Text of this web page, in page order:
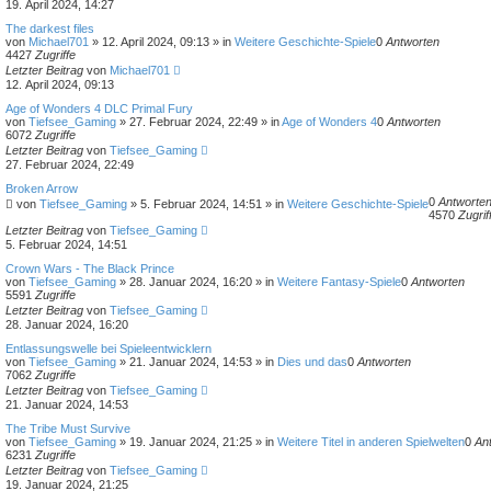
19. April 2024, 14:27
The darkest files
von Michael701 » 12. April 2024, 09:13 » in Weitere Geschichte-Spiele0 Antworten
4427 Zugriffe
Letzter Beitrag von Michael701
12. April 2024, 09:13
Age of Wonders 4 DLC Primal Fury
von Tiefsee_Gaming » 27. Februar 2024, 22:49 » inAge of Wonders 40 Antworten
6072 Zugriffe
Letzter Beitrag von Tiefsee_Gaming
27. Februar 2024, 22:49
Broken Arrow
von Tiefsee_Gaming » 5. Februar 2024, 14:51 » in Weitere Geschichte-Spiele0 Antworten
4570
Letzter Beitrag von Tiefsee_Gaming
5. Februar 2024, 14:51
Crown Wars - The Black Prince
von Tiefsee_Gaming » 28. Januar 2024, 16:20 » in Weitere Fantasy-Spiele0 Antworten
5591 Zugriffe
Letzter Beitrag von Tiefsee_Gaming
28. Januar 2024, 16:20
Entlassungswelle bei Spieleentwicklern
von Tiefsee_Gaming » 21. Januar 2024, 14:53 » in Dies und das0 Antworten
7062 Zugriffe
Letzter Beitrag von Tiefsee_Gaming
21. Januar 2024, 14:53
The Tribe Must Survive
von Tiefsee_Gaming » 19. Januar 2024, 21:25 » in Weitere Titel in anderen Spielwelten0
6231 Zugriffe
Letzter Beitrag von Tiefsee_Gaming
19. Januar 2024, 21:25